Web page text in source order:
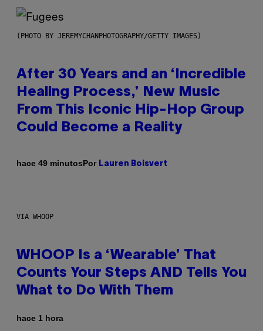
(PHOTO BY JEREMYCHANPHOTOGRAPHY/GETTY IMAGES)
After 30 Years and an ‘Incredible
Healing Process,’ New Music
From This Iconic Hip-Hop Group
Could Become a Reality
hace 49 minutosPor Lauren Boisvert
VIA WHOOP
WHOOP Is a ‘Wearable’ That
Counts Your Steps AND Tells You
What to Do With Them
hace 1 hora